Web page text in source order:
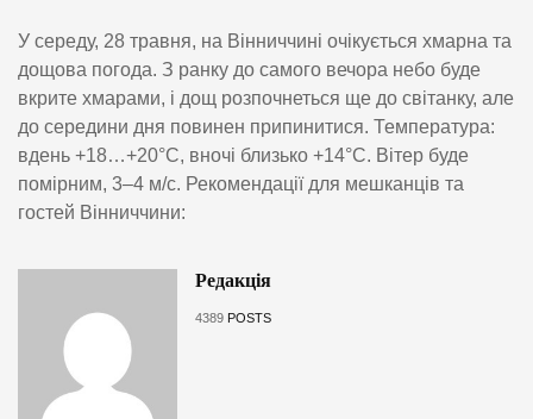
У середу, 28 травня, на Вінниччині очікується хмарна та
дощова погода. З ранку до самого вечора небо буде
вкрите хмарами, і дощ розпочнеться ще до світанку, але
до середини дня повинен припинитися. Температура:
вдень +18…+20°C, вночі близько +14°C. Вітер буде
помірним, 3–4 м/с. Рекомендації для мешканців та
гостей Вінниччини:
Редакція
4389 POSTS